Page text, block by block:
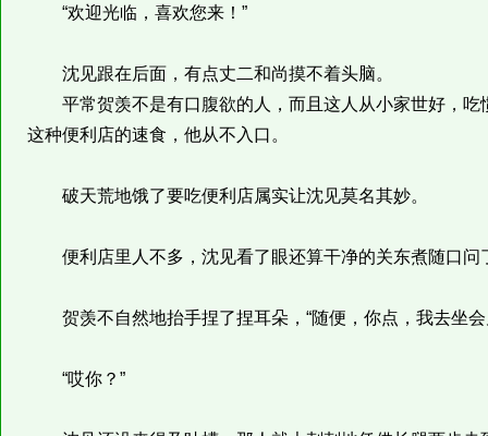
“欢迎光临，喜欢您来！”
沈见跟在后面，有点丈二和尚摸不着头脑。
平常贺羡不是有口腹欲的人，而且这人从小家世好，吃
这种便利店的速食，他从不入口。
破天荒地饿了要吃便利店属实让沈见莫名其妙。
便利店里人不多，沈见看了眼还算干净的关东煮随口问
贺羡不自然地抬手捏了捏耳朵，“随便，你点，我去坐会
“哎你？”